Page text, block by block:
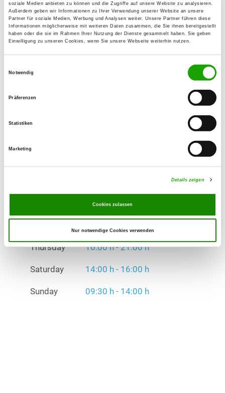
soziale Medien anbieten zu können und die Zugriffe auf unsere Website zu analysieren.
Außerdem geben wir Informationen zu Ihrer Verwendung unserer Website an unsere
Partner für soziale Medien, Werbung und Analysen weiter. Unsere Partner führen diese
Informationen möglicherweise mit weiteren Daten zusammen, die Sie ihnen bereitgestellt
haben oder die sie im Rahmen Ihrer Nutzung der Dienste gesammelt haben. Sie geben
Einwilligung zu unseren Cookies, wenn Sie unsere Webseite weiterhin nutzen.
Notwendig
Präferenzen
Statistiken
Marketing
Details zeigen
Cookies zulassen
Nur notwendige Cookies verwenden
Training ground:
Wiesenweg 4
06295 Lutherstadt-Eisleben
hol.gebauer@googlemail.com
Thursday 16:00 h - 21:00 h
Saturday 14:00 h - 16:00 h
Sunday 09:30 h - 14:00 h
Exercise times in winter:
Thursday 16:00 h - 21:00 h
Saturday 14:00 h - 16:00 h
Sunday 09:30 h - 14:00 h